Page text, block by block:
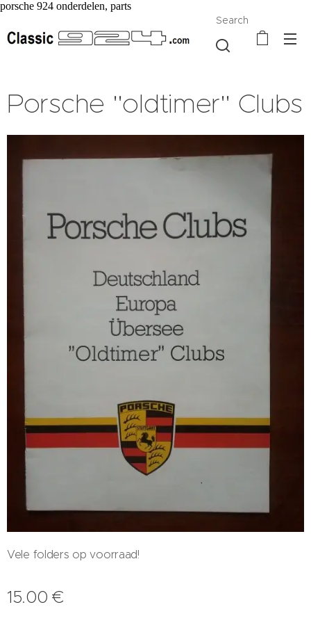
porsche 924 onderdelen, parts
Search
Porsche "oldtimer" Clubs
Vele folders op voorraad!
15.00 €